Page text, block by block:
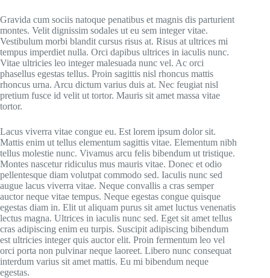
Gravida cum sociis natoque penatibus et magnis dis parturient
montes. Velit dignissim sodales ut eu sem integer vitae.
Vestibulum morbi blandit cursus risus at. Risus at ultrices mi
tempus imperdiet nulla. Orci dapibus ultrices in iaculis nunc.
Vitae ultricies leo integer malesuada nunc vel. Ac orci
phasellus egestas tellus. Proin sagittis nisl rhoncus mattis
rhoncus urna. Arcu dictum varius duis at. Nec feugiat nisl
pretium fusce id velit ut tortor. Mauris sit amet massa vitae
tortor.
Lacus viverra vitae congue eu. Est lorem ipsum dolor sit.
Mattis enim ut tellus elementum sagittis vitae. Elementum nibh
tellus molestie nunc. Vivamus arcu felis bibendum ut tristique.
Montes nascetur ridiculus mus mauris vitae. Donec et odio
pellentesque diam volutpat commodo sed. Iaculis nunc sed
augue lacus viverra vitae. Neque convallis a cras semper
auctor neque vitae tempus. Neque egestas congue quisque
egestas diam in. Elit ut aliquam purus sit amet luctus venenatis
lectus magna. Ultrices in iaculis nunc sed. Eget sit amet tellus
cras adipiscing enim eu turpis. Suscipit adipiscing bibendum
est ultricies integer quis auctor elit. Proin fermentum leo vel
orci porta non pulvinar neque laoreet. Libero nunc consequat
interdum varius sit amet mattis. Eu mi bibendum neque
egestas.